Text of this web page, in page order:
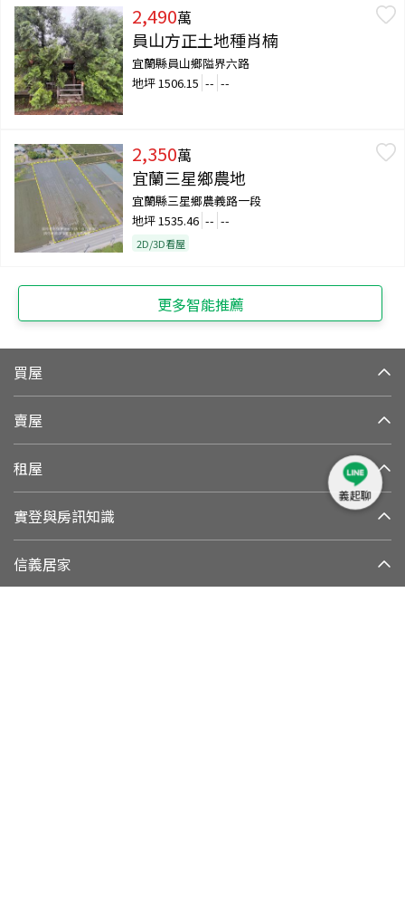
2,490萬
員山方正土地種肖楠
宜蘭縣員山鄉隘界六路
地坪 1506.15 -- --
2,350萬
宜蘭三星鄉農地
宜蘭縣三星鄉農義路一段
地坪 1535.46 -- --
2D/3D看屋
更多智能推薦
買屋
賣屋
租屋
實登與房訊知識
信義居家
義起聊